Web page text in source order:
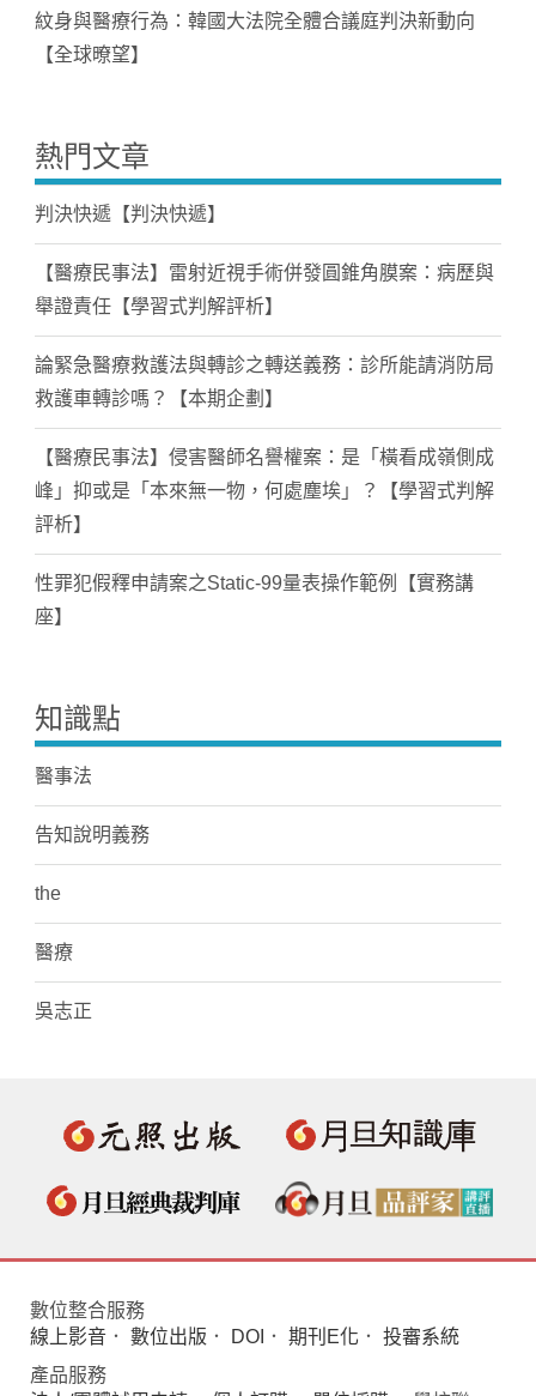
紋身與醫療行為：韓國大法院全體合議庭判決新動向
【全球暸望】
熱門文章
判決快遞【判決快遞】
【醫療民事法】雷射近視手術併發圓錐角膜案：病歷與
舉證責任【學習式判解評析】
論緊急醫療救護法與轉診之轉送義務：診所能請消防局
救護車轉診嗎？【本期企劃】
【醫療民事法】侵害醫師名譽權案：是「橫看成嶺側成
峰」抑或是「本來無一物，何處塵埃」？【學習式判解
評析】
性罪犯假釋申請案之Static-99量表操作範例【實務講
座】
知識點
醫事法
告知說明義務
the
醫療
吳志正
數位整合服務
線上影音 ． 數位出版 ． DOI ． 期刊E化 ． 投審系統
產品服務